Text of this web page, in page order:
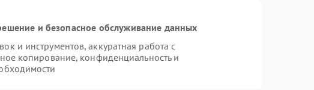
и безопасное обслуживание данных
и инструментов, аккуратная работа с
копирование, конфиденциальность и